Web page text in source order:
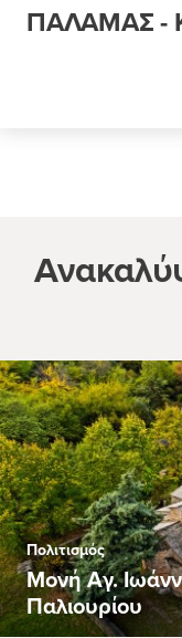
ΠΑΛΑΜΑΣ -
Πολιτισμός
Μονή Αγ.
Παλιουρίου